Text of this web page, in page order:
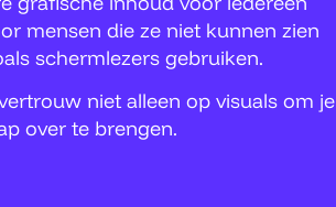
mensen die ze niet kunnen zien
schermlezers gebruiken.
niet alleen op visuals om je
over te brengen.